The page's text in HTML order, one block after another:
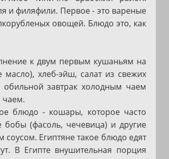
и филяфили. Первое - это вареные
овощей. Блюдо это, как
к двум первым кушаньям на
масло), хлеб-эйш, салат из свежих
завтрак холодным чаем
чаем.
блюдо - кошары, которое часто
(фасоль, чечевица) и другие
Египтяне такое блюдо едят
В Египте внушительная порция